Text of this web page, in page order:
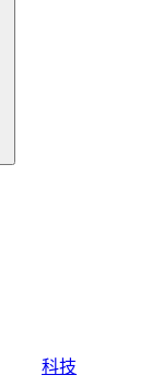
科技